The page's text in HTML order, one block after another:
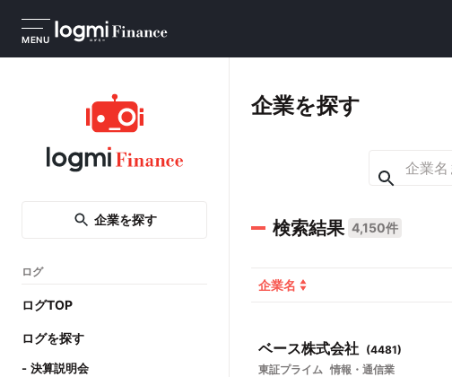
MENU
企業を探す
ログ
ログTOP
ログを探す
決算説明会
企業を探す
検索結果 4,150件
企業名
ベース株式会社 (4481)
東証プライム 情報・通信業